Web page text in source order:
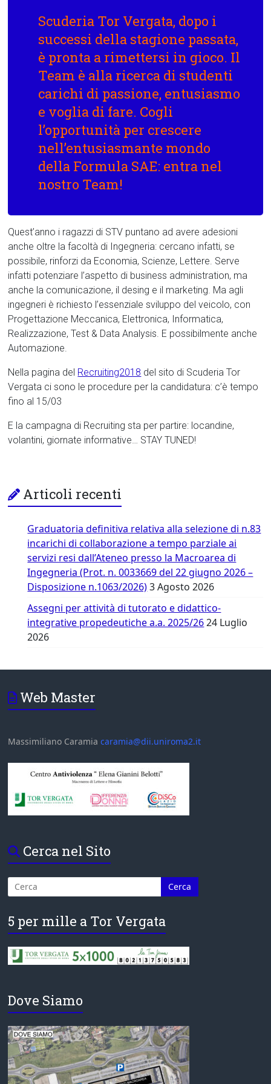
Scuderia Tor Vergata, dopo i
successi della stagione passata,
è pronta a rimettersi in gioco. Il
Team è alla ricerca di studenti
carichi di passione, entusiasmo
e voglia di fare. Cogli
l’opportunità per crescere
nell’entusiasmante mondo
della Formula SAE: entra nel
nostro Team!
Quest’anno i ragazzi di STV puntano ad avere adesioni
anche oltre la facoltà di Ingegneria: cercano infatti, se
possibile, rinforzi da Economia, Scienze, Lettere. Serve
infatti potenziare l’aspetto di business administration, ma
anche la comunicazione, il desing e il marketing. Ma agli
ingegneri è richiesto l’essenziale sviluppo del veicolo, con
Progettazione Meccanica, Elettronica, Informatica,
Realizzazione, Test & Data Analysis. E possibilmente anche
Automazione.
Nella pagina del Recruiting2018 del sito di Scuderia Tor
Vergata ci sono le procedure per la candidatura: c’è tempo
fino al 15/03
E la campagna di Recruiting sta per partire: locandine,
volantini, giornate informative… STAY TUNED!
Articoli recenti
Graduatoria definitiva relativa alla selezione di n.83
incarichi di collaborazione a tempo parziale ai
servizi resi dall’Ateneo presso la Macroarea di
Ingegneria (Prot. n. 0033669 del 22 giugno 2026 –
Disposizione n.1063/2026) 3 Agosto 2026
Assegni per attività di tutorato e didattico-
integrative propedeutiche a.a. 2025/26 24 Luglio
2026
Web Master
Massimiliano Caramiacaramia@dii.uniroma2.it
Cerca nel Sito
5 per mille a Tor Vergata
Dove Siamo